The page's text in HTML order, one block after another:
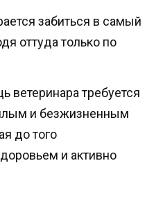
забиться в самый
оттуда только по
ветеринара требуется
и безжизненным
до того
и активно